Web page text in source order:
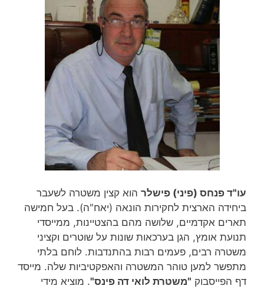
עו"ד פנחס (פיני) פישלר הוא קצין משטרה לשעבר
ביחידה הארצית לחקירות הונאה (יאח"ה). בעל חמישה
תארים אקדמיים, שלושה מהם בהצטיינות, ממייסדי
תנועת אומץ, הגן בערכאות שונות על שוטרים וקציני
משטרה רבים, פעמים רבות בהתנדבות. לוחם בלתי
מתפשר למען טוהר המשטרה והאפקטיביות שלה. מייסד
דף הפייסבוק "משטרת לואי דה פינס". מוציא מידי